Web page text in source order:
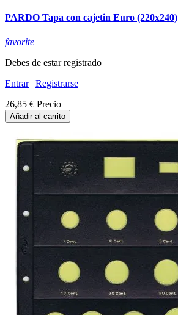
PARDO Tapa con cajetin Euro (220x240)
favorite
Debes de estar registrado
Entrar| Registrarse
26,85 € Precio
Añadir al carrito